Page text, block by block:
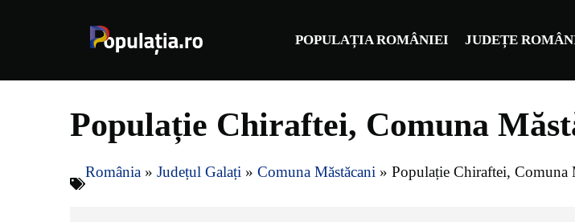
POPULAȚIA ROMÂNIEI JUDEȚE
Populație Chiraftei, Comuna
România » Județul Galați » Comuna Măstăcani » Populație Chiraftei, Comuna